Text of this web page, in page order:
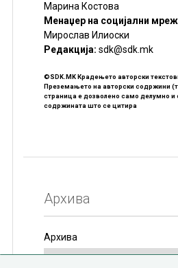
Марина Костова
Менаџер на социјални
Мирослав Илиоски
Редакцијa: sdk@sdk.mk
©SDK.MK Крадењето авторски
Преземањето на авторски содржини
страница е дозволено само делумно и
содржината што се цитира
Архива
Архива